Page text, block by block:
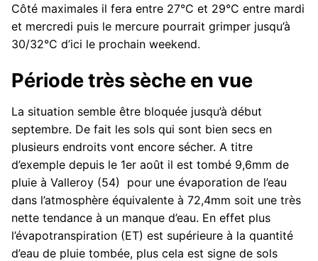
Côté maximales il fera entre 27°C et 29°C entre mardi
et mercredi puis le mercure pourrait grimper jusqu’à
30/32°C d’ici le prochain weekend.
Période très sèche en vue
La situation semble être bloquée jusqu’à début
septembre. De fait les sols qui sont bien secs en
plusieurs endroits vont encore sécher. A titre
d’exemple depuis le 1er août il est tombé 9,6mm de
pluie à Valleroy (54) pour une évaporation de l’eau
dans l’atmosphère équivalente à 72,4mm soit une très
nette tendance à un manque d’eau. En effet plus
l’évapotranspiration (ET) est supérieure à la quantité
d’eau de pluie tombée, plus cela est signe de sols